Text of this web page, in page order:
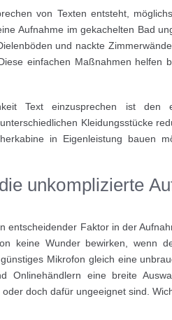
von Texten entsteht,
Aufnahme im gekachelten Bad
und nackte
einfachen Maßnahmen helfen
Text einzusprechen ist den
Kleidungsstücke
in Eigenleistung bauen
unkomplizierte
entscheidender Faktor in der
keine Wunder bewirken, wenn
Mikrofon gleich eine
Onlinehändlern eine breite
doch dafür ungeeignet sind.